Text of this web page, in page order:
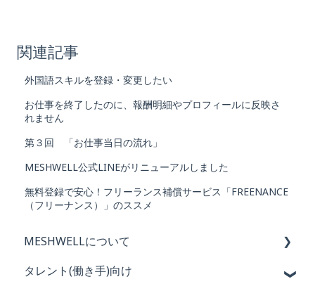
関連記事
外国語スキルを登録・変更したい
お仕事を終了したのに、報酬明細やプロフィールに反映さ
れません
第３回 「お仕事当日の流れ」
MESHWELL公式LINEがリニューアルしました
無料登録で安心！フリーランス補償サービス「FREENANCE
（フリーナンス）」のススメ
MESHWELLについて
MESHWELLの概要と特徴
タレント(働き手)向け